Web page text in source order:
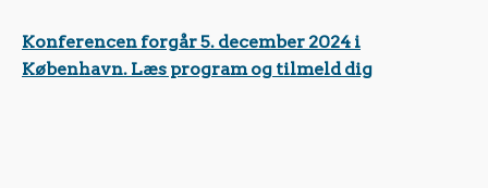
Konferencen forgår 5. december 2024 i
København. Læs program og tilmeld dig